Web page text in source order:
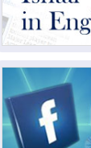
بوتين
اجتماع